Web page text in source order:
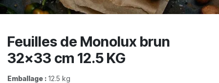
Feuilles de Monolux brun
32x33 cm 12.5 KG
Emballage : 12.5 kg